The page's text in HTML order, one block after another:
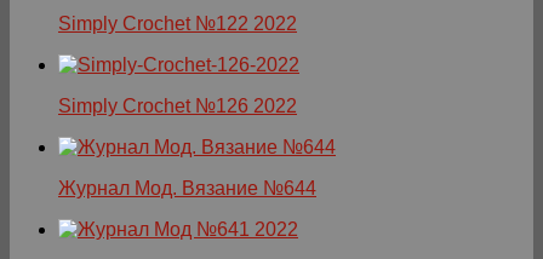
Simply Crochet №122 2022
Simply Crochet №126 2022
Журнал Мод. Вязание №644